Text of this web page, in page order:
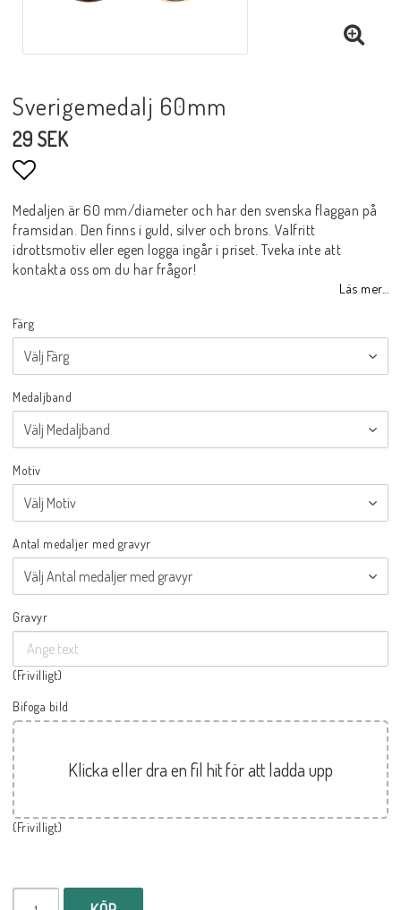
Sverigemedalj 60mm
29 SEK
Lägg till i favoritlistan
Medaljen är 60 mm/diameter och har den svenska flaggan på
framsidan. Den finns i guld, silver och brons. Valfritt
idrottsmotiv eller egen logga ingår i priset. Tveka inte att
kontakta oss om du har frågor!
Läs mer...
Färg
Medaljband
Motiv
Antal medaljer med gravyr
Gravyr
(Frivilligt)
Bifoga bild
Klicka eller dra en fil hit för att ladda upp
(Frivilligt)